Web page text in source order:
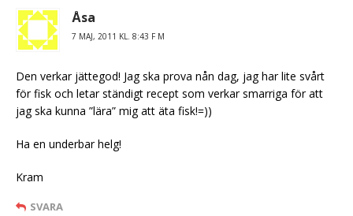
Åsa
7 MAJ, 2011 KL. 8:43 F M
Den verkar jättegod! Jag ska prova nån dag, jag har lite svårt
för fisk och letar ständigt recept som verkar smarriga för att
jag ska kunna ”lära” mig att äta fisk!=))
Ha en underbar helg!
Kram
SVARA